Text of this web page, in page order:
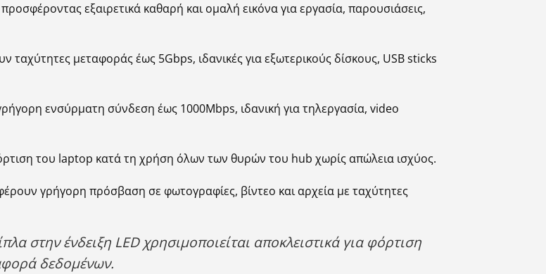
εξαιρετικά καθαρή και ομαλή εικόνα για εργασία, παρουσιάσεις,
ταχύτητες μεταφοράς έως 5Gbps, ιδανικές για εξωτερικούς δίσκους, USB sticks
ενσύρματη σύνδεση έως 1000Mbps, ιδανική για τηλεργασία, video
του laptop κατά τη χρήση όλων των θυρών του hub χωρίς απώλεια ισχύος.
γρήγορη πρόσβαση σε φωτογραφίες, βίντεο και αρχεία με ταχύτητες
στην ένδειξη LED χρησιμοποιείται αποκλειστικά για φόρτιση
δεδομένων.